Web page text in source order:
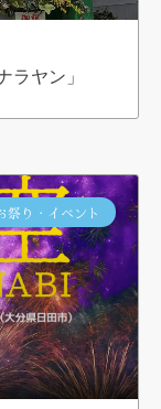
ラヤン」
祭り・イベント